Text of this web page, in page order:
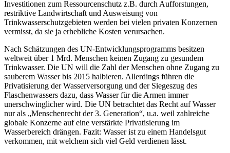
Investitionen zum Ressourcenschutz z.B. durch Aufforstungen,
restriktive Landwirtschaft und Ausweisung von
Trinkwasserschutzgebieten werden bei vielen privaten Konzernen
vermisst, da sie ja erhebliche Kosten verursachen.
Nach Schätzungen des UN-Entwicklungsprogramms besitzen
weltweit über 1 Mrd. Menschen keinen Zugang zu gesundem
Trinkwasser. Die UN will die Zahl der Menschen ohne Zugang zu
sauberem Wasser bis 2015 halbieren. Allerdings führen die
Privatisierung der Wasserversorgung und der Siegeszug des
Flaschenwassers dazu, dass Wasser für die Armen immer
unerschwinglicher wird. Die UN betrachtet das Recht auf Wasser
nur als „Menschenrecht der 3. Generation“, u.a. weil zahlreiche
globale Konzerne auf eine verstärkte Privatisierung im
Wasserbereich drängen. Fazit: Wasser ist zu einem Handelsgut
verkommen, mit welchem sich viel Geld verdienen lässt.